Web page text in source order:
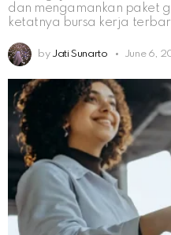
dan mengamankan paket
ketatnya bursa kerja
by Jati Sunarto June 6,